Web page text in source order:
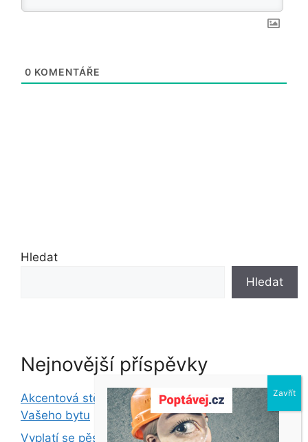
0 KOMENTÁŘE
Hledat
Hledat
Nejnovější příspěvky
Akcentová stěna: Oživte jednoduše interiér
Vašeho bytu
Vyplatí se pěstovat chilli? Při volbě správné